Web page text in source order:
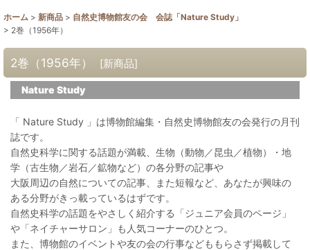
ホーム > 新商品 > 自然史博物館友の会 会誌「Nature Study」
> 2巻（1956年）
2巻（1956年） [新商品]
Nature Study
「 Nature Study 」は博物館編集・自然史博物館友の会発行の月刊
誌です。
自然史科学に関する話題が満載、生物（動物／昆虫／植物）・地
学（古生物／岩石／鉱物など）の各分野の記事や
大阪周辺の自然についての記事、また短報など、あなたが興味の
ある分野がきっ載っているはずです。
自然史科学の話題をやさしく紹介する「ジュニア会員のページ」
や「ネイチャーサロン」も人気コーナーのひとつ。
また、博物館のイベントや友の会の行事などももらさず掲載して